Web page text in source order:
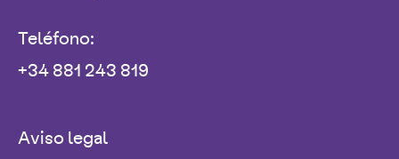
Teléfono:
+34 881 243 819
Aviso legal